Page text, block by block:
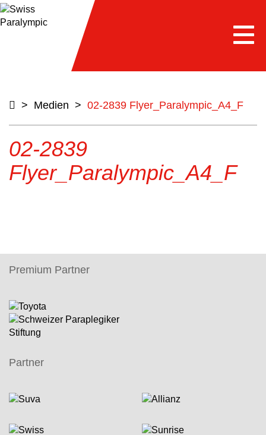
> Medien > 02-2839 Flyer_Paralympic_A4_F
02-2839
Flyer_Paralympic_A4_F
Premium Partner
Partner